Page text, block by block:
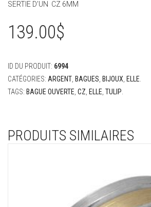
SERTIE D’UN CZ 6MM
139.00$
ID DU PRODUIT: 6994
CATÉGORIES: ARGENT BAGUES BIJOUX ELLE
TAGS: BAGUE OUVERTE CZ ELLE TULIP
PRODUITS SIMILAIRES